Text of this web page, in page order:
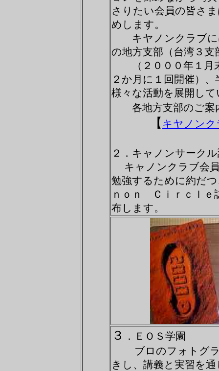
さりたい会員の皆さ
めします。
キヤノンクラブに
の地方支部（台湾３
（２０００年１月
２か月に１回開催）
様々な活動を展開し
各地方支部のご案
【 キヤノンク
２．キャノンサーク
キャノンクラブ会員
勉強するために約だ
ｎｏｎ Ｃｉｒｃｌ
布します。
３
．ＥＯＳ学園
ブロのフォトグラ
きし、講義と実習